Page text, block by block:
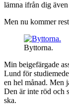
lämna ifrån dig även
Men nu kommer
Byttorna.
Min beigefärgade
Lund för
en hel månad. Men
Den är inte röd och
ska.